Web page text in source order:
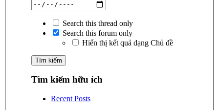
Search this thread only
Search this forum only
Hiển thị kết quả dạng Chủ đề
Tìm kiếm hữu ích
Recent Posts